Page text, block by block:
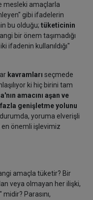
mesleki amaçlarla
gibi ifadelerin
bu olduğu; tüketicinin
bir önem taşımadığı
ifadenin kullanıldığı"
kavramları seçmede
ki hiç birini tam
amacını aşan ve
genişletme yolunu
durumda, yoruma elverişli
en önemli işlevimiz
amaçla tüketir? Bir
veya olmayan her ilişki,
Parasını,